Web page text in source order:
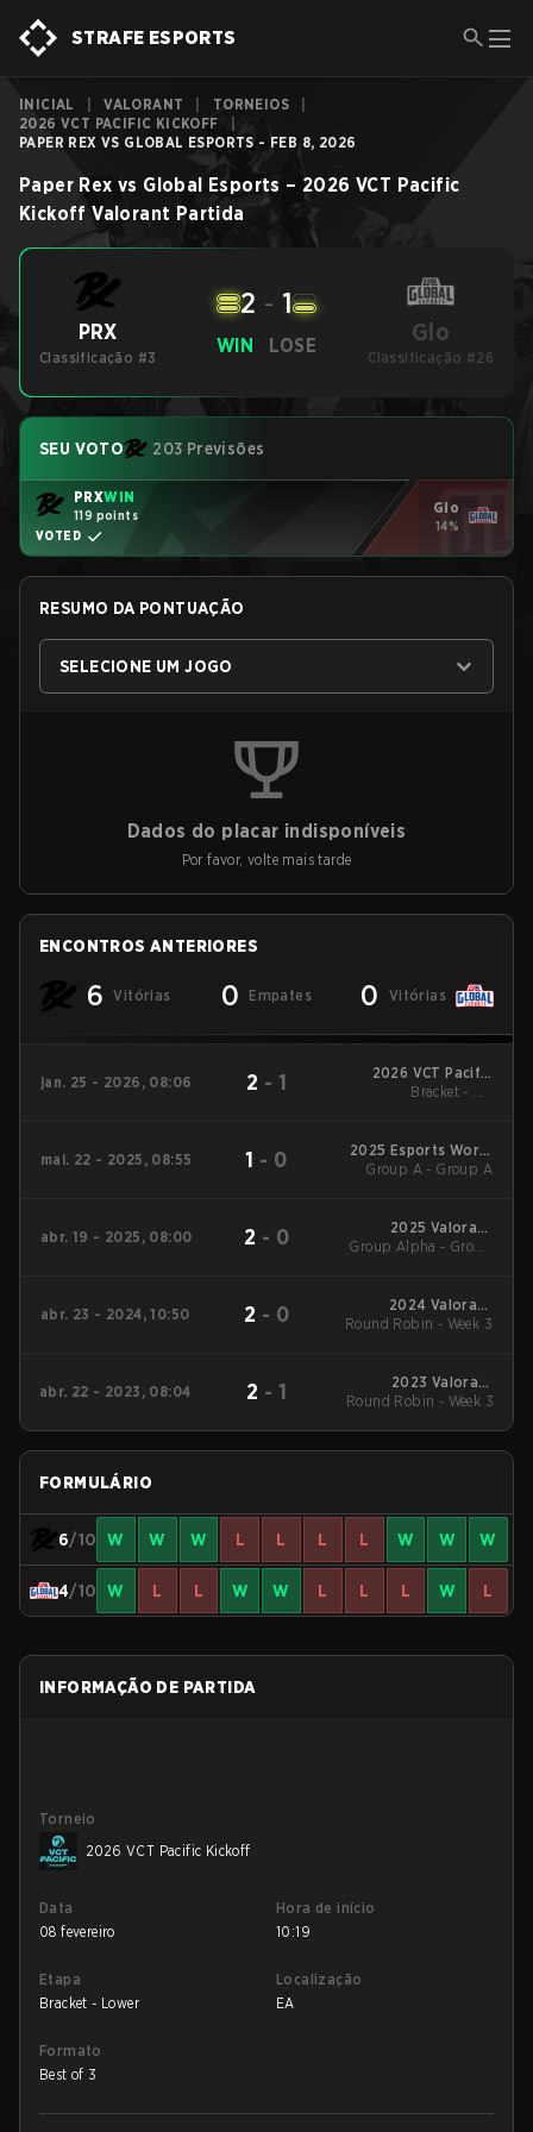
STRAFE ESPORTS
INICIAL VALORANT TORNEIOS
2026 VCT PACIFIC KICKOFF
PAPER REX VS GLOBAL ESPORTS - FEB 8, 2026
Paper Rex vs Global Esports – 2026 VCT Pacific
Kickoff Valorant Partida
PRX
Classificação #3
WIN
2 - 1
LOSE Glo
Classificação #26
SEU VOTO 203 Previsões
PRXWIN
119 points
VOTED
Glo
14%
RESUMO DA PONTUAÇÃO
SELECIONE UM JOGO
Dados do placar indisponíveis
Por favor, volte mais tarde
ENCONTROS ANTERIORES
6 Vitórias 0 Empates 0 Vitórias
jan. 25 - 2026, 08:06 2 - 1
2026 VCT Pacific
Kickoff
Bracket - UB
mai. 22 - 2025, 08:55 1 - 0
2025 Esports World
Cup
Group A - Group A
abr. 19 - 2025, 08:00 2 - 0
2025 Valorant
Champions Tour:
Group Alpha - Group
abr. 23 - 2024, 10:50 2 - 0
2024 Valorant
Champions Tour:
Round Robin - Week 3
abr. 22 - 2023, 08:04 2 - 1
2023 Valorant
Champions Tour:
Round Robin - Week 3
FORMULÁRIO
6/10 W W W L L L L W W W
4/10 W L L W W L L L W L
INFORMAÇÃO DE PARTIDA
Torneio
2026 VCT Pacific Kickoff
Data
08 fevereiro
Hora de início
10:19
Etapa
Bracket - Lower
Localização
EA
Formato
Best of 3